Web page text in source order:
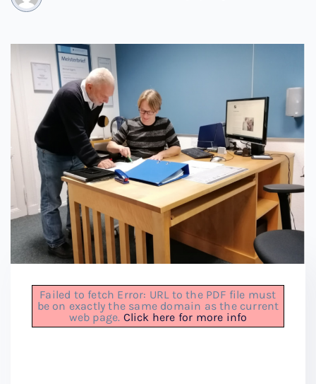
Failed to fetch Error: URL to the PDF file must
be on exactly the same domain as the current
web page. Click here for more info